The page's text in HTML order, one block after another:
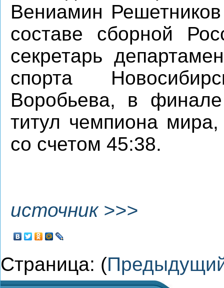
Вениамин
составе сборной
секретарь
спорта
Воробьева, в
титул чемпиона
со счетом 45:38.
источник >>>
Страница: (